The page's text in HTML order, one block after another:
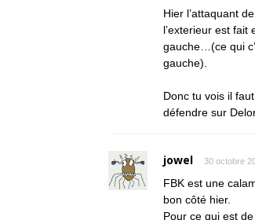
Hier l’attaquant
l’exterieur est
gauche…(ce qui
gauche).
Donc tu vois il
défendre sur
jowel 30 octobre
FBK est une
bon côté hier.
Pour ce qui est